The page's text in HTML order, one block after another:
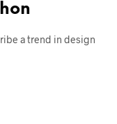
a trend in design